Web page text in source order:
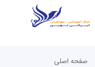
صفحه اصلی